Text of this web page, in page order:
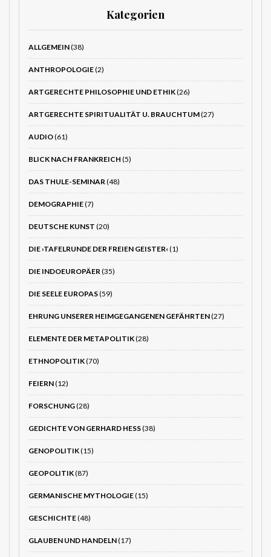
Kategorien
ALLGEMEIN(38)
ANTHROPOLOGIE(2)
ARTGERECHTE PHILOSOPHIE UND ETHIK(26)
ARTGERECHTE SPIRITUALITÄT U. BRAUCHTUM(27)
AUDIO(61)
BLICK NACH FRANKREICH (5)
DAS THULE-SEMINAR (48)
DEMOGRAPHIE(7)
DEUTSCHE KUNST (20)
DIE ›TAFELRUNDE DER FREIEN GEISTER‹(1)
DIE INDOEUROPÄER (35)
DIE SEELE EUROPAS(59)
EHRUNG UNSERER HEIMGEGANGENEN GEFÄHRTEN(27)
ELEMENTE DER METAPOLITIK(28)
ETHNOPOLITIK(70)
FEIERN(12)
FORSCHUNG(28)
GEDICHTE VON GERHARD HESS(38)
GENOPOLITIK(15)
GEOPOLITIK(87)
GERMANISCHE MYTHOLOGIE(15)
GESCHICHTE(48)
GLAUBEN UND HANDELN(17)